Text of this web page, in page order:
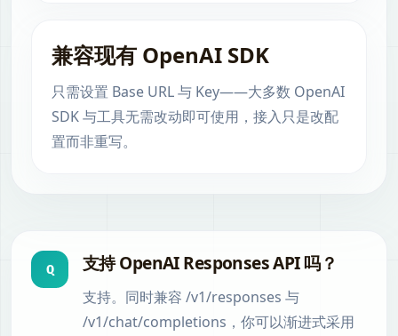
兼容现有 OpenAI SDK
只需设置 Base URL 与 Key——大多数 OpenAI
SDK 与工具无需改动即可使用，接入只是改配
置而非重写。
Q 支持 OpenAI Responses API 吗？
支持。同时兼容 /v1/responses 与
/v1/chat/completions，你可以渐进式采用